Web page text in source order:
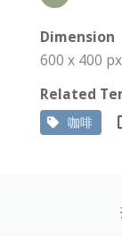
Dimension
600 x 400 px
Related
咖啡